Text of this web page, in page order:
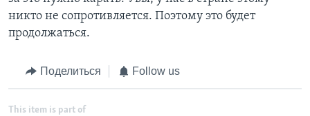
никто не сопротивляется. Поэтому это будет
продолжаться.
Поделиться Follow us
This item is part of